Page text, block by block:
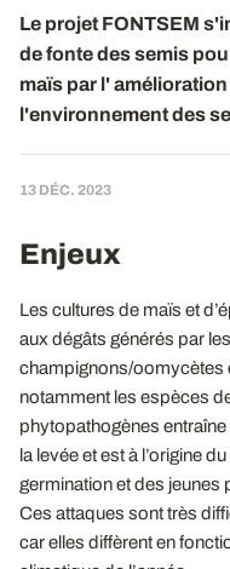
Le projet FONTSEM
de fonte des semis
maïs par l'
l'environnement des
13 DÉC. 2023
Enjeux
Les cultures de maïs et
aux dégâts générés par
champignons/oomycètes
notamment les espèces
phytopathogènes
la levée et est à l’origine
germination et des jeunes
Ces attaques sont très
car elles diffèrent en